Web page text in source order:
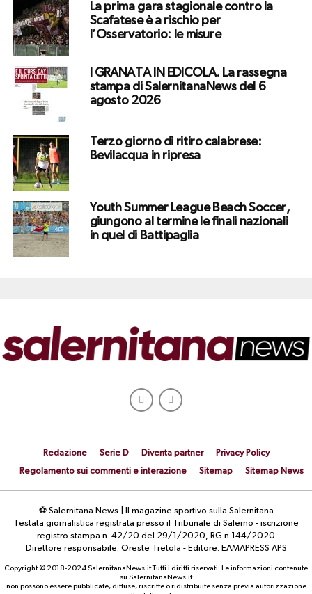
La prima gara stagionale contro la
Scafatese è a rischio per
l’Osservatorio: le misure
I GRANATA IN EDICOLA. La rassegna
stampa di SalernitanaNews del 6
agosto 2026
Terzo giorno di ritiro calabrese:
Bevilacqua in ripresa
Youth Summer League Beach Soccer,
giungono al termine le finali nazionali
in quel di Battipaglia
Redazione Serie D Diventa partner
Privacy Policy
Regolamento sui commenti e interazione
Sitemap Sitemap News
⚽ Salernitana News | Il magazine sportivo sulla Salernitana
Testata giornalistica registrata presso il Tribunale di Salerno - iscrizione
registro stampa n. 42/20 del 29/1/2020, RG n.144/2020
Direttore responsabile: Oreste Tretola - Editore: EAMAPRESS APS
Copyright © 2018-2024 SalernitanaNews.it Tutti i diritti riservati. Le informazioni contenute
su SalernitanaNews.it
non possono essere pubblicate, diffuse, riscritte o ridistribuite senza previa autorizzazione